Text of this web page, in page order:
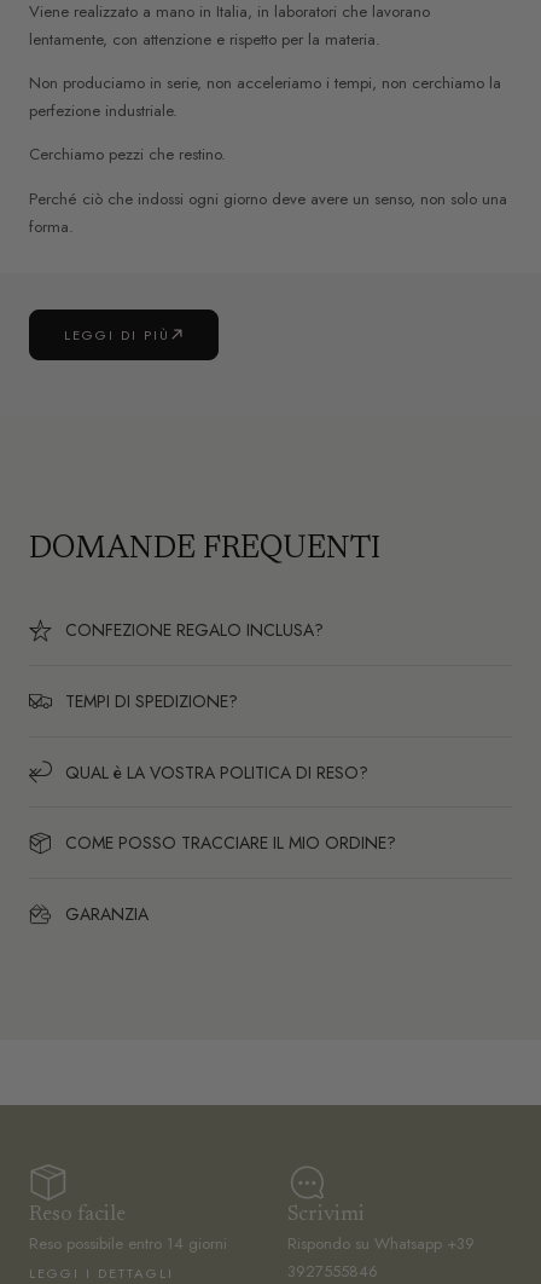
Viene realizzato a mano in Italia, in laboratori che lavorano
lentamente, con attenzione e rispetto per la materia.
Non produciamo in serie, non acceleriamo i tempi, non cerchiamo la
perfezione industriale.
Cerchiamo pezzi che restino.
Perché ciò che indossi ogni giorno deve avere un senso, non solo una
forma.
LEGGI DI PIÙ
DOMANDE FREQUENTI
CONFEZIONE REGALO INCLUSA?
TEMPI DI SPEDIZIONE?
QUAL è LA VOSTRA POLITICA DI RESO?
COME POSSO TRACCIARE IL MIO ORDINE?
GARANZIA
Reso facile
Reso possibile entro 14 giorni
LEGGI I DETTAGLI
Scrivimi
Rispondo su Whatsapp +39
3927555846